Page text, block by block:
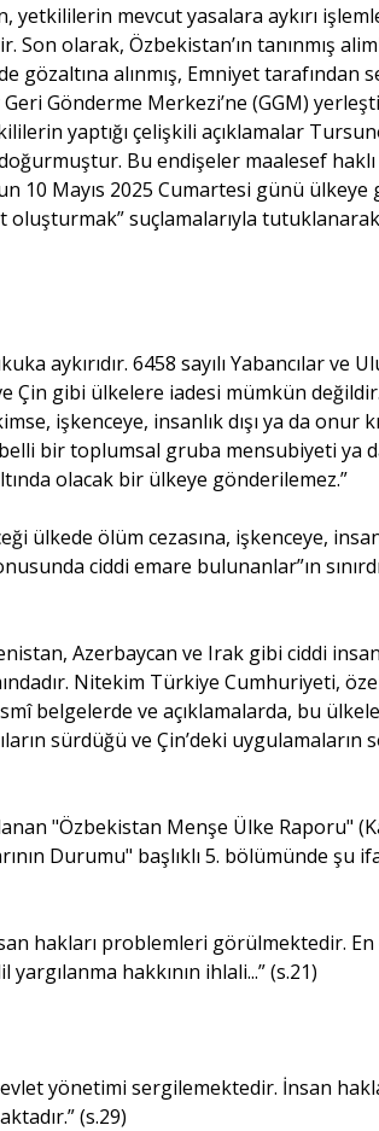
mevcut yasalara aykırı
Son olarak, Özbekistan’ın tanınmış
gözaltına alınmış, Emniyet tarafından
Gönderme Merkezi’ne (GGM)
yaptığı çelişkili açıklamalar
Bu endişeler maalesef haklı
10 Mayıs 2025 Cumartesi günü ülkeye
suçlamalarıyla
aykırıdır. 6458 sayılı Yabancılar ve
Çin gibi ülkelere iadesi mümkün
işkenceye, insanlık dışı ya da onur
bir toplumsal gruba mensubiyeti ya
olacak bir ülkeye gönderilemez.”
ülkede ölüm cezasına, işkenceye,
ciddi emare bulunanlar”ın
Azerbaycan ve Irak gibi ciddi
Nitekim Türkiye Cumhuriyeti,
belgelerde ve açıklamalarda, bu
sürdüğü ve Çin’deki uygulamaların
"Özbekistan Menşe Ülke Raporu"
Durumu" başlıklı 5. bölümünde şu
hakları problemleri görülmektedir.
hakkının ihlali...” (s.21)
yönetimi sergilemektedir. İnsan
(s.29)